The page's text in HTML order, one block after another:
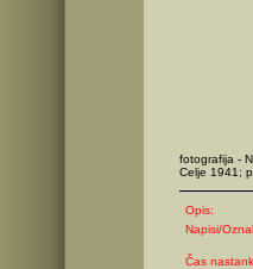
fotografija -
Celje 1941;
Opis:
Napisi/
Čas